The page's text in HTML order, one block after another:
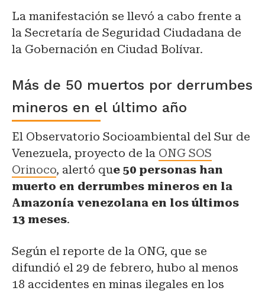
La manifestación se llevó a cabo frente a
la Secretaría de Seguridad Ciudadana de
la Gobernación en Ciudad Bolívar.
Más de 50 muertos por derrumbes
mineros en el último año
El Observatorio Socioambiental del Sur de
Venezuela, proyecto de la ONG SOS
Orinoco, alertó que 50 personas han
muerto en derrumbes mineros en la
Amazonía venezolana en los últimos
13 meses.
Según el reporte de la ONG, que se
difundió el 29 de febrero, hubo al menos
18 accidentes en minas ilegales en los